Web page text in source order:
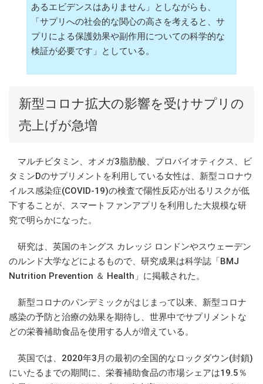
あるエビデンスはありません」としながらも、
「サプリへの社会的な関心の高さを考えると、サ
プリによる保護効果や副作用についての科学的な
検証が必要です」としている。
新型コロナ拡大の影響を受けサプリの
売上げが急増
マルチビタミン、オメガ3脂肪酸、プロバイオティクス、ビ
タミンDのサプリメントを利用している女性は、新型コロナウ
イルス感染症(COVID-19)の検査で陽性反応が出るリスクが低
下することが、スマートファンアプリを利用した大規模な研
究で明らかになった。
研究は、英国のキングス カレッジ ロンドンやスウェーデン
のルンド大学などによるもので、研究成果は科学誌「BMJ
Nutrition Prevention ＆ Health」に掲載された。
新型コロナのパンデミックがはじまって以来、新型コロナ
感染の予防と治療の効果を期待し、世界中でサプリメントな
どの栄養補助食品を使用する人が増えている。
英国では、2020年3月の最初の全国的なロックダウン(封鎖)
にいたるまでの期間に、栄養補助食品の市場シェアは19.5％